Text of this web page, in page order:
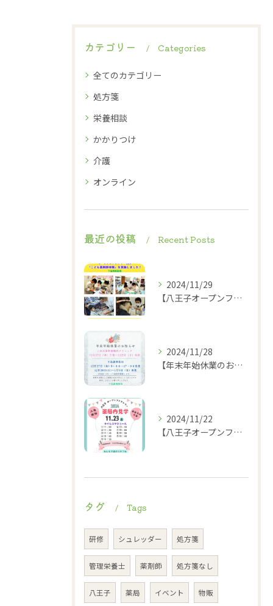
カテゴリー Categories
全てのカテゴリー
処方箋
栄養相談
かかりつけ
介護
オンライン
最近の投稿 Recent Posts
2024/11/29
【八王子オープンファクトリー2024】2024.11.23
2024/11/28
【年末年始休業のお知らせ】
2024/11/22
【八王子オープンファクトリー薬局内見学タイムスケジュール】
タグ Tags
研修 シュレッダー 処方箋
管理栄養士 薬剤師 処方箋なし
八王子 薬局 イベント 物販